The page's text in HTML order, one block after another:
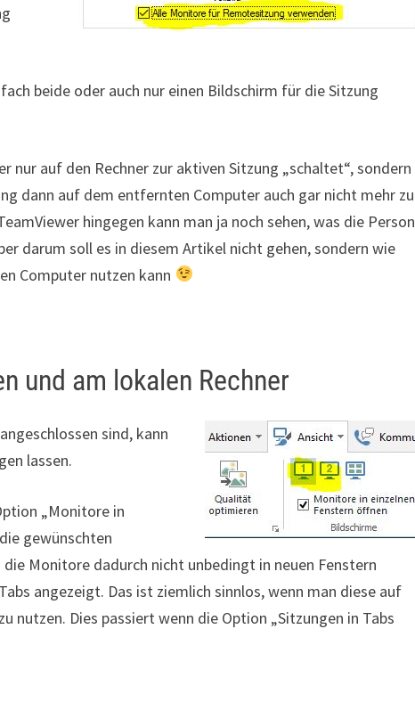
beide oder auch nur einen Bildschirm für die Sitzung
auf den Rechner zur aktiven Sitzung „schaltet“, sondern
dann auf dem entfernten Computer auch gar nicht mehr zu
hingegen kann man ja noch sehen, was die Person
darum soll es in diesem Artikel nicht gehen, sondern wie
Computer nutzen kann
und am lokalen Rechner
sind, kann
lassen.
„Monitore in
gewünschten
Monitore dadurch nicht unbedingt in neuen Fenstern
angezeigt. Das ist ziemlich sinnlos, wenn man diese auf
nutzen. Dies passiert wenn die Option „Sitzungen in Tabs